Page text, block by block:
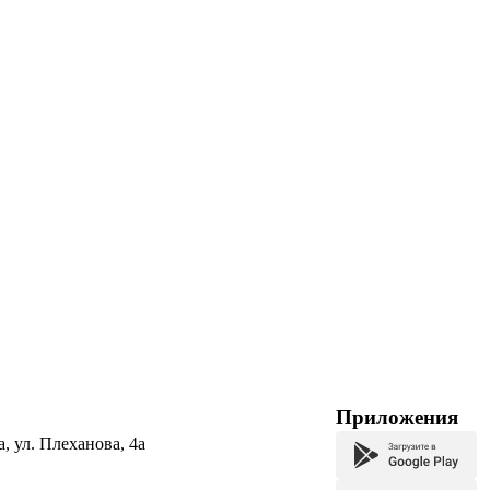
ул. Плеханова, 4а
Приложения